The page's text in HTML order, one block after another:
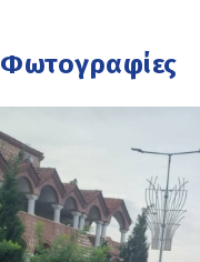
Φωτογραφίες